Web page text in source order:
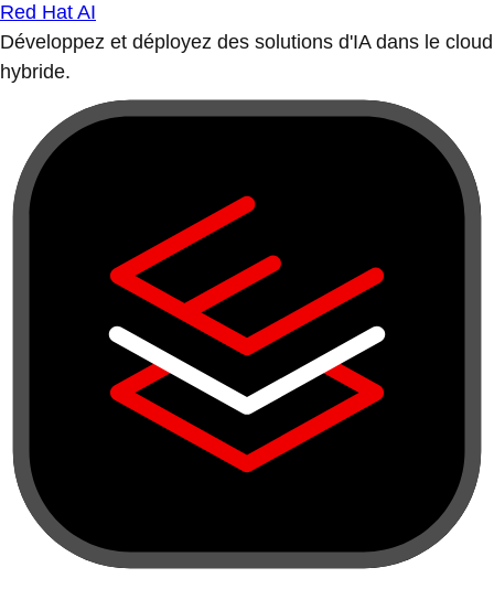
Red Hat AI
Développez et déployez des solutions d'IA dans le cloud
hybride.